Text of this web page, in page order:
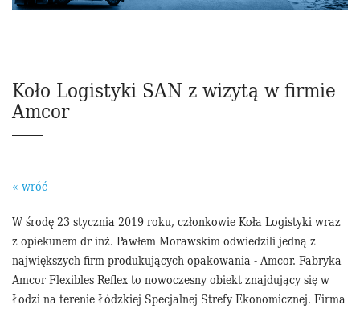
Koło Logistyki SAN z wizytą w firmie
Amcor
« wróć
W środę 23 stycznia 2019 roku, członkowie Koła Logistyki wraz
z opiekunem dr inż. Pawłem Morawskim odwiedzili jedną z
największych firm produkujących opakowania - Amcor. Fabryka
Amcor Flexibles Reflex to nowoczesny obiekt znajdujący się w
Łodzi na terenie Łódzkiej Specjalnej Strefy Ekonomicznej. Firma